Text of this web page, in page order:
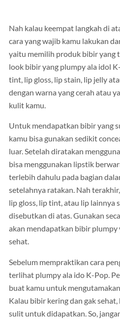
Nah kalau keempat langkah di
cara yang wajib kamu lakukan
yaitu memilih produk bibir yang
look bibir yang plumpy ala idol
tint, lip gloss, lip stain, lip jelly
dengan warna yang cerah atau
kulit kamu.
Untuk mendapatkan bibir yang
kamu bisa gunakan sedikit
luar. Setelah diratakan
bisa menggunakan lipstik
terlebih dahulu pada bagian
setelahnya ratakan. Nah
lip gloss, lip tint, atau lip lainnya
disebutkan di atas. Gunakan
akan mendapatkan bibir plumpy
sehat.
Sebelum mempraktikan cara
terlihat plumpy ala ido K-Pop.
buat kamu untuk
Kalau bibir kering dan gak
sulit untuk didapatkan. So,